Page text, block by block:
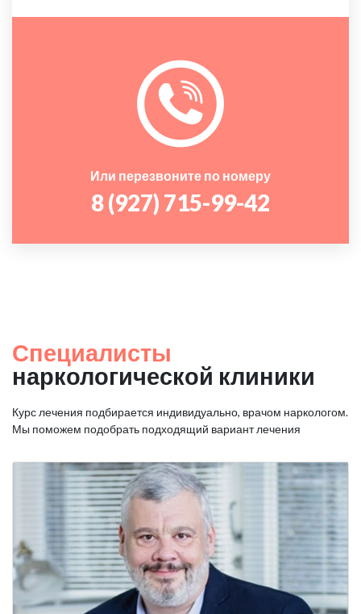
Или перезвоните по номеру
8 (927) 715-99-42
Специалисты
наркологической клиники
Курс лечения подбирается индивидуально, врачом наркологом.
Мы поможем подобрать подходящий вариант лечения